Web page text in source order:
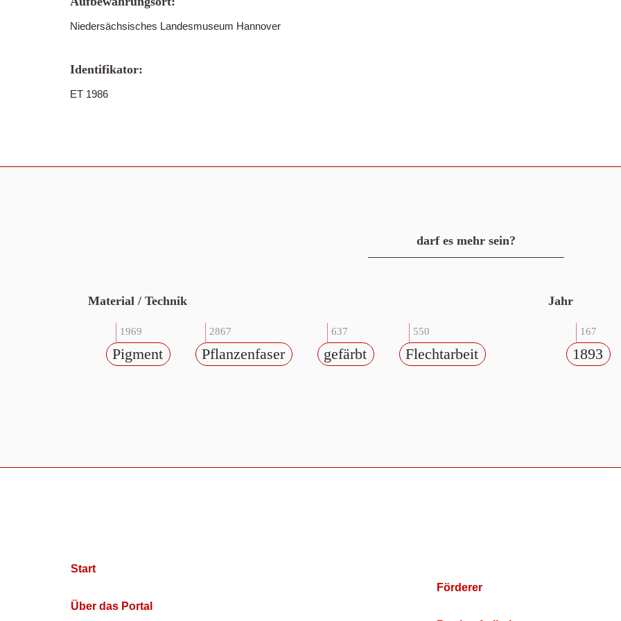
Niedersächsisches Landesmuseum Hannover
Identifikator:
ET 1986
darf es mehr sein?
Material / Technik
1969
Pigment
2867
Pflanzenfaser
637
gefärbt
550
Flechtarbeit
Jahr
167
1893
Start
Über das Portal
Förderer